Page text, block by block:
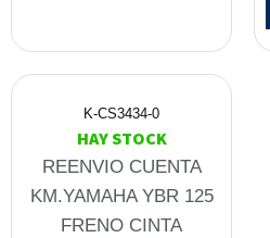
K-CS3434-0
HAY STOCK
REENVIO CUENTA
KM.YAMAHA YBR 125
FRENO CINTA